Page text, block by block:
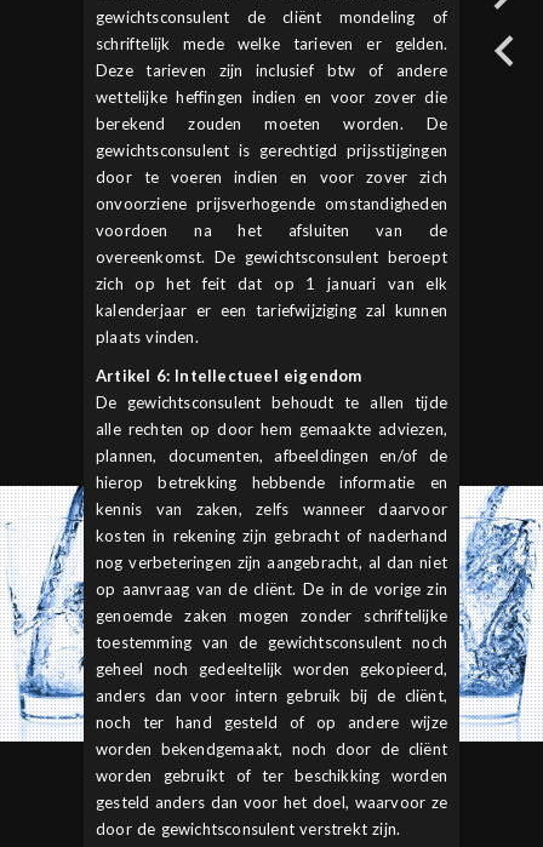
gewichtsconsulent de cliënt mondeling of
schriftelijk mede welke tarieven er gelden.
Deze tarieven zijn inclusief btw of andere
wettelijke heffingen indien en voor zover die
berekend zouden moeten worden. De
gewichtsconsulent is gerechtigd prijsstijgingen
door te voeren indien en voor zover zich
onvoorziene prijsverhogende omstandigheden
voordoen na het afsluiten van de
overeenkomst. De gewichtsconsulent beroept
zich op het feit dat op 1 januari van elk
kalenderjaar er een tariefwijziging zal kunnen
plaats vinden.
Artikel 6: Intellectueel eigendom
De gewichtsconsulent behoudt te allen tijde
alle rechten op door hem gemaakte adviezen,
plannen, documenten, afbeeldingen en/of de
hierop betrekking hebbende informatie en
kennis van zaken, zelfs wanneer daarvoor
kosten in rekening zijn gebracht of naderhand
nog verbeteringen zijn aangebracht, al dan niet
op aanvraag van de cliënt. De in de vorige zin
genoemde zaken mogen zonder schriftelijke
toestemming van de gewichtsconsulent noch
geheel noch gedeeltelijk worden gekopieerd,
anders dan voor intern gebruik bij de cliënt,
noch ter hand gesteld of op andere wijze
worden bekendgemaakt, noch door de cliënt
worden gebruikt of ter beschikking worden
gesteld anders dan voor het doel, waarvoor ze
door de gewichtsconsulent verstrekt zijn.